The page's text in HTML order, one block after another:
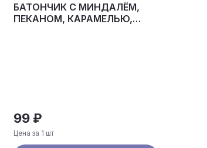
БАТОНЧИК С МИНДАЛЁМ,
ПЕКАНОМ, КАРАМЕЛЬЮ,
99 ₽
Цена за 1 шт